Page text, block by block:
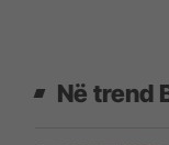
Në trend